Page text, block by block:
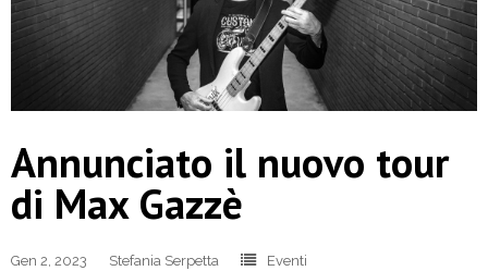
Annunciato il nuovo tour
di Max Gazzè
Gen 2, 2023 Stefania Serpetta
Eventi